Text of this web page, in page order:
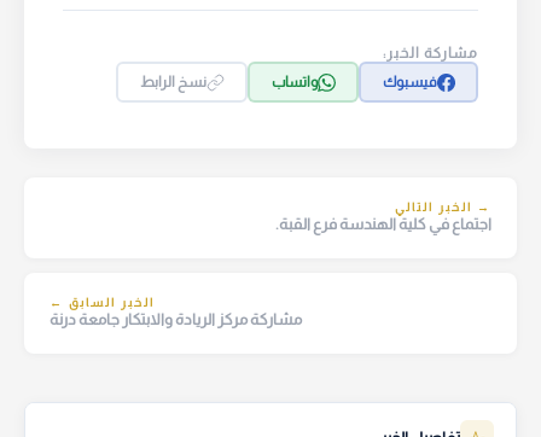
مشاركة الخبر:
فيسبوك
واتساب نسخ الرابط
→ الخبر التالي
اجتماع في كلية الهندسة فرع القبة.
الخبر السابق ←
مشاركة مركز الريادة والابتكار جامعة درنة